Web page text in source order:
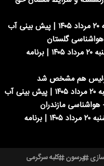
وضعیت هوای فردا گلستان سه شنبه ۲۰ مرداد ۱۴۰۵ | پیش بینی آب
جدول قطعی برق اصفهان روز سه شنبه ۲۰ مرداد ۱۴۰۵ | برنامه
هم مشخص شد
وضعیت هوای فردا مازندران سه شنبه ۲۰ مرداد ۱۴۰۵ | پیش بینی آب
جدول قطعی برق مازندران روز سه شنبه ۲۰ مرداد ۱۴۰۵ | برنامه
پرسون کلبه سرگرمی